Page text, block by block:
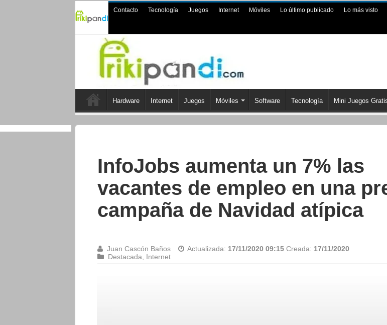
Contacto Tecnología Juegos Internet Móviles Lo último publicado Lo más visto
Hardware Internet Juegos Móviles Software Tecnología Mini Juegos
InfoJobs aumenta un 7% las
vacantes de empleo en una
campaña de Navidad atípica
Juan Cascón Baños Actualizada: 17/11/2020 09:15 Creada: 17/11/2020
Destacada
Internet